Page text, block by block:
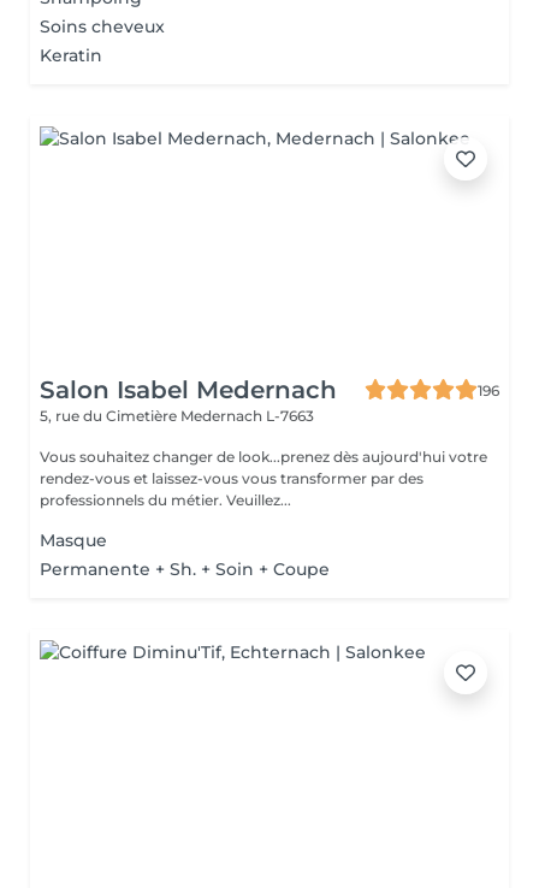
Soins cheveux
Keratin
Salon Isabel Medernach
196
5, rue du Cimetière Medernach L-7663
Vous souhaitez changer de look...prenez dès aujourd'hui votre
rendez-vous et laissez-vous vous transformer par des
professionnels du métier. Veuillez...
Masque
Permanente + Sh. + Soin + Coupe